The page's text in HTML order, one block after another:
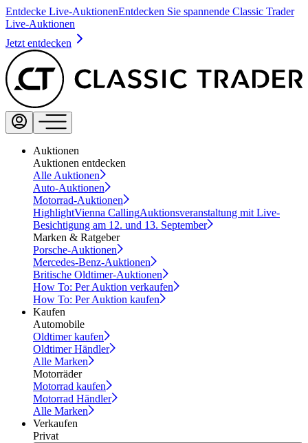
Entdecke Live-AuktionenEntdecken Sie spannende Classic Trader
Live-Auktionen
Jetzt entdecken
Auktionen
Auktionen entdecken
Alle Auktionen
Auto-Auktionen
Motorrad-Auktionen
HighlightVienna CallingAuktionsveranstaltung mit Live-
Besichtigung am 12. und 13. September
Marken & Ratgeber
Porsche-Auktionen
Mercedes-Benz-Auktionen
Britische Oldtimer-Auktionen
How To: Per Auktion verkaufen
How To: Per Auktion kaufen
Kaufen
Automobile
Oldtimer kaufen
Oldtimer Händler
Alle Marken
Motorräder
Motorrad kaufen
Motorrad Händler
Alle Marken
Verkaufen
Privat